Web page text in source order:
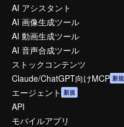
AI アシスタント
AI 画像生成ツール
AI 動画生成ツール
AI 音声合成ツール
ストックコンテンツ
Claude/ChatGPT向けMCP 新規
エージェント 新規
API
モバイルアプリ